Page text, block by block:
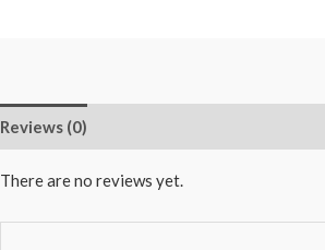
Reviews (0)
There are no reviews yet.